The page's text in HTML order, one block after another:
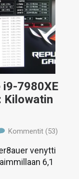
7980XE
Kilowatin
Kommentit (53)
venytti
6,1